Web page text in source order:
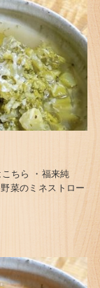
こちら ・福来純
菜のミネストロー